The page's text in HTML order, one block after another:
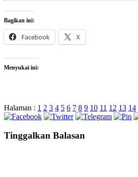
Bagikan ini:
Facebook X
Menyukai ini:
Halaman : 1 2 3 4 5 6 7 8 9 10 11 12 13 14
Tinggalkan Balasan